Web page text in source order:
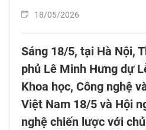
18/05/2026
Sáng 18/5, tại Hà Nội,
phủ Lê Minh Hưng dự
Khoa học, Công nghệ
Việt Nam 18/5 và Hội
nghệ chiến lược với